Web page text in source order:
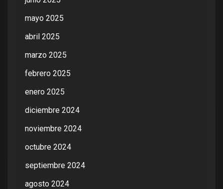
mayo 2025
abril 2025
marzo 2025
febrero 2025
enero 2025
diciembre 2024
noviembre 2024
octubre 2024
septiembre 2024
agosto 2024